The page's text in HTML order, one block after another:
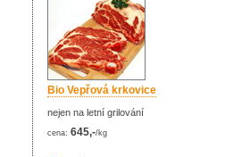
Bio Vepřová krkovice
nejen na letní grilování
cena: 645,-/kg